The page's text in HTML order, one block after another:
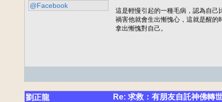
@Facebook
這是輕慢引起的一種毛病，認為自
禍害他就會生出慚愧心，這就是醒
拿出慚愧對自己。
劉正龍 Re: 求救：有朋友自託神佛轉